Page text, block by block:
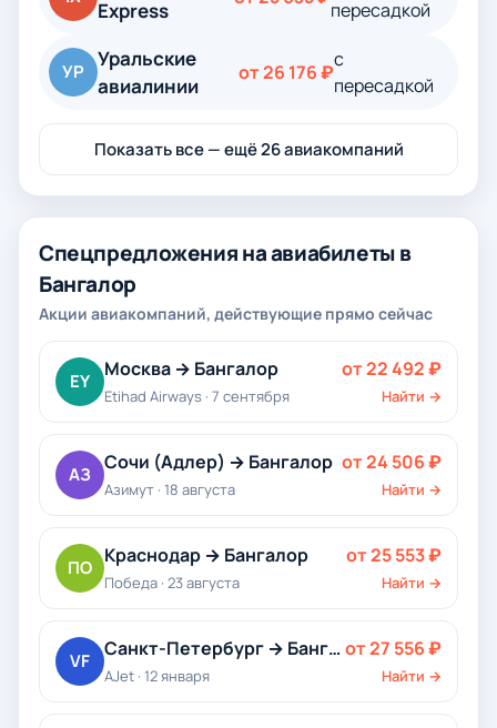
Express пересадкой
УР
Уральские
авиалинии
от 26 176 ₽
с
пересадкой
Показать все — ещё 26 авиакомпаний
Спецпредложения на авиабилеты в
Бангалор
Акции авиакомпаний, действующие прямо сейчас
EY
Москва → Бангалор
Etihad Airways · 7 сентября
от 22 492 ₽
Найти →
АЗ
Сочи (Адлер) → Бангалор
Азимут · 18 августа
от 24 506 ₽
Найти →
ПО
Краснодар → Бангалор
Победа · 23 августа
от 25 553 ₽
Найти →
VF
Санкт-Петербург → Бангалор
AJet · 12 января
от 27 556 ₽
Найти →